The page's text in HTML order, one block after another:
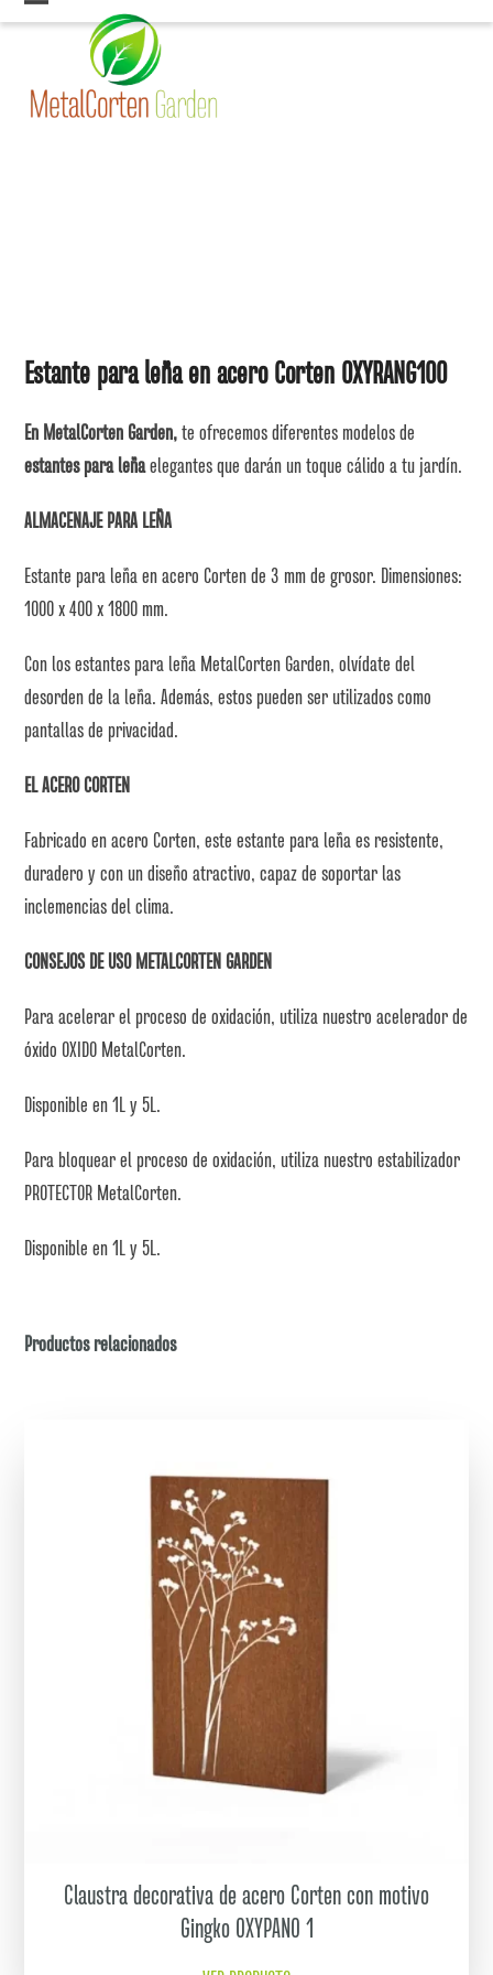
Open
menu
Close
menu
Estante para leña en acero Corten OXYRANG100
En MetalCorten Garden,te ofrecemos diferentes modelos de
estantes para leñaelegantes que darán un toque cálido a tu jardín.
ALMACENAJE PARA LEÑA
Estante para leña en acero Corten de 3 mm de grosor. Dimensiones:
1000 x 400 x 1800 mm.
Con los estantes para leña MetalCorten Garden, olvídate del
desorden de la leña. Además, estos pueden ser utilizados como
pantallas de privacidad.
EL ACERO CORTEN
Fabricado en acero Corten, este estante para leña es resistente,
duradero y con un diseño atractivo, capaz de soportar las
inclemencias del clima.
CONSEJOS DE USO METALCORTEN GARDEN
Para acelerar el proceso de oxidación, utiliza nuestro acelerador de
óxido OXIDO MetalCorten.
Disponible en 1L y 5L.
Para bloquear el proceso de oxidación, utiliza nuestro estabilizador
PROTECTOR MetalCorten.
Disponible en 1L y 5L.
Productos relacionados
Claustra decorativa de acero Corten con motivo
Gingko OXYPANO 1